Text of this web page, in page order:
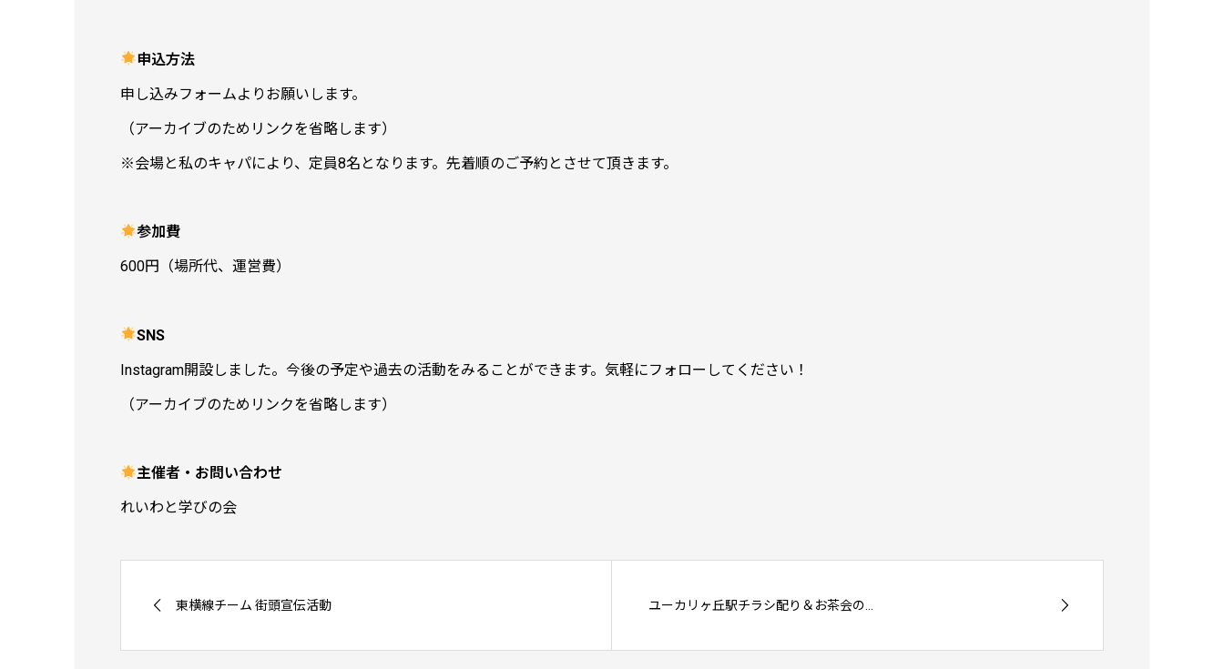
申込方法
申し込みフォームよりお願いします。
（アーカイブのためリンクを省略します）
※会場と私のキャパにより、定員8名となります。先着順のご予約とさせて頂きます。
参加費
600円（場所代、運営費）
SNS
Instagram開設しました。今後の予定や過去の活動をみることができます。気軽にフォローしてください！
（アーカイブのためリンクを省略します）
主催者・お問い合わせ
れいわと学びの会
東横線チーム 街頭宣伝活動 ユーカリヶ丘駅チラシ配り＆お茶会の...